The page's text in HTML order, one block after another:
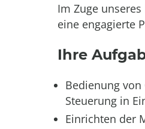
Im Zuge
eine engagierte
Ihre
Bedienung von
Steuerung in
Einrichten der